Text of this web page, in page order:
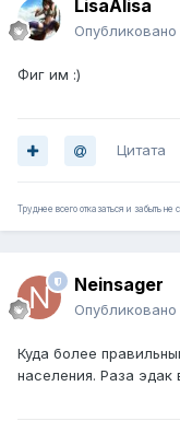
LisaAlisa
Опубликовано
Фиг им :)
Цитата
Труднее всего отказаться и забыть
Neinsager
Опубликовано
Куда более
населения. Раза